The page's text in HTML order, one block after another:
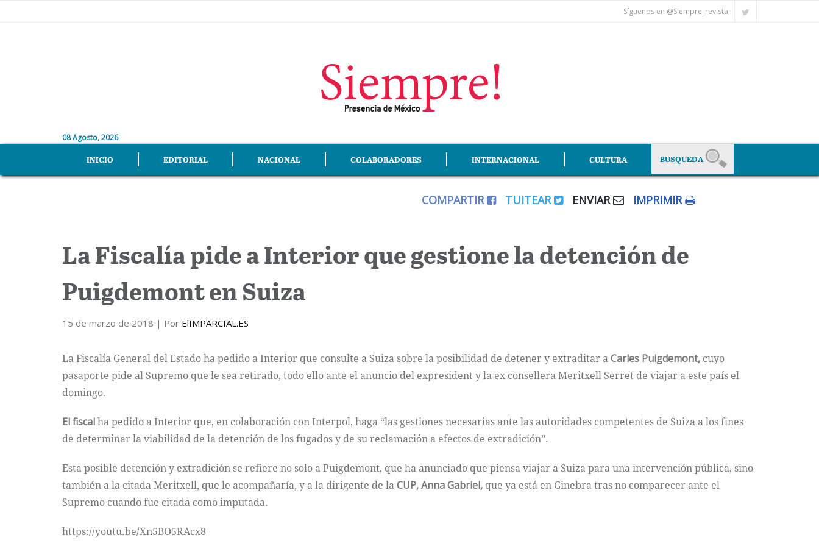
Síguenos en @Siempre_revista
08 Agosto, 2026
INICIO EDITORIAL NACIONAL COLABORADORES INTERNACIONAL CULTURA
COMPARTIR TUITEAR ENVIAR IMPRIMIR
La Fiscalía pide a Interior que gestione la detención de
Puigdemont en Suiza
15 de marzo de 2018 | Por ElIMPARCIAL.ES
La Fiscalía General del Estado ha pedido a Interior que consulte a Suiza sobre la posibilidad de detener y extraditar aCarles Puigdemont, cuyo
pasaporte pide al Supremo que le sea retirado, todo ello ante el anuncio del expresident y la ex consellera Meritxell Serret de viajar a este país el
domingo.
El fiscalha pedido a Interior que, en colaboración con Interpol, haga “las gestiones necesarias ante las autoridades competentes de Suiza a los fines
de determinar la viabilidad de la detención de los fugados y de su reclamación a efectos de extradición”.
Esta posible detención y extradición se refiere no solo a Puigdemont, que ha anunciado que piensa viajar a Suiza para una intervención pública, sino
también a la citada Meritxell, que le acompañaría, y a la dirigente de laCUP, Anna Gabriel, que ya está en Ginebra tras no comparecer ante el
Supremo cuando fue citada como imputada.
https://youtu.be/Xn5BO5RAcx8